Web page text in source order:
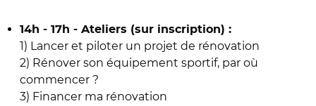
14h - 17h - Ateliers (sur inscription) :
1) Lancer et piloter un projet de rénovation
2) Rénover son équipement sportif, par où
commencer ?
3) Financer ma rénovation